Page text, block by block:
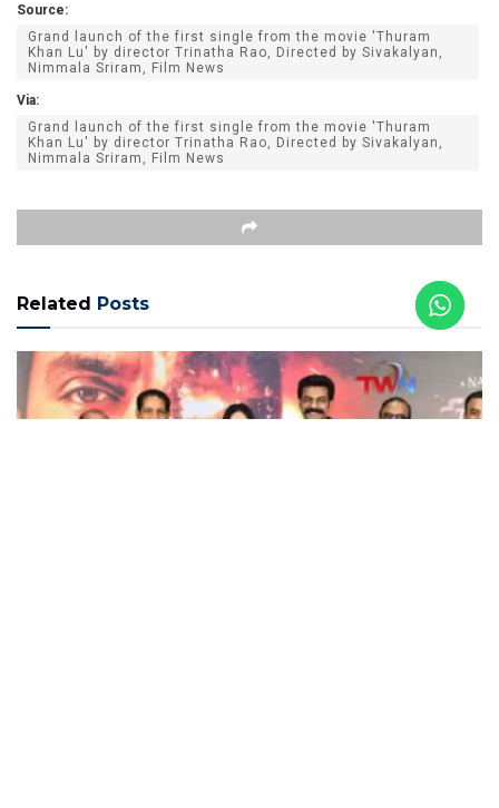
Source:
Grand launch of the first single from the movie 'Thuram
Khan Lu' by director Trinatha Rao, Directed by Sivakalyan,
Nimmala Sriram, Film News
Via:
Grand launch of the first single from the movie 'Thuram
Khan Lu' by director Trinatha Rao, Directed by Sivakalyan,
Nimmala Sriram, Film News
Related Posts